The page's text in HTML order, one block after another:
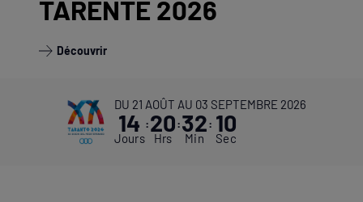
TARENTE 2026
Découvrir
DU 21 AOÛT AU 03 SEPTEMBRE 2026
14
Jours
:20
Hrs
:32
Min
: 09
Sec